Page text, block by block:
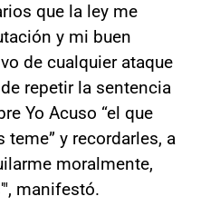
que la ley me
y mi buen
de cualquier ataque
repetir la sentencia
Yo Acuso “el que
teme” y recordarles, a
moralmente,
manifestó.